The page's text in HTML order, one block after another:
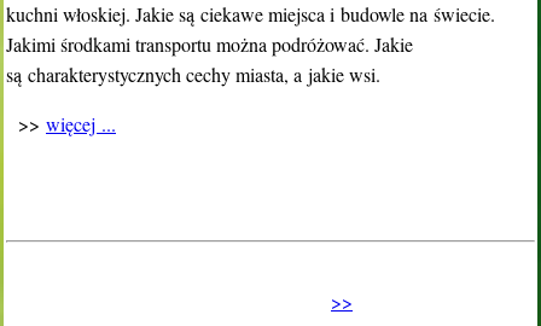
kuchni włoskiej. Jakie są ciekawe miejsca i budowle na świecie.
Jakimi środkami transportu można podróżować. Jakie
są charakterystycznych cechy miasta, a jakie wsi.
>> więcej ...
kolejna
>>